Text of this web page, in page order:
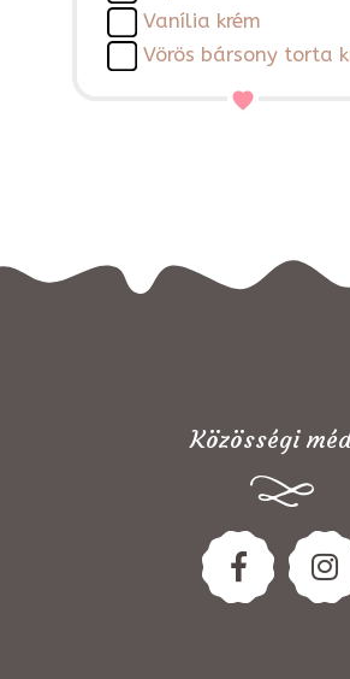
Vanília krém
Vörös bársony torta
Közösségi